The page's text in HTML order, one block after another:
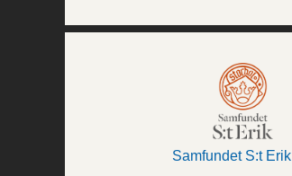
Samfundet S:t Erik